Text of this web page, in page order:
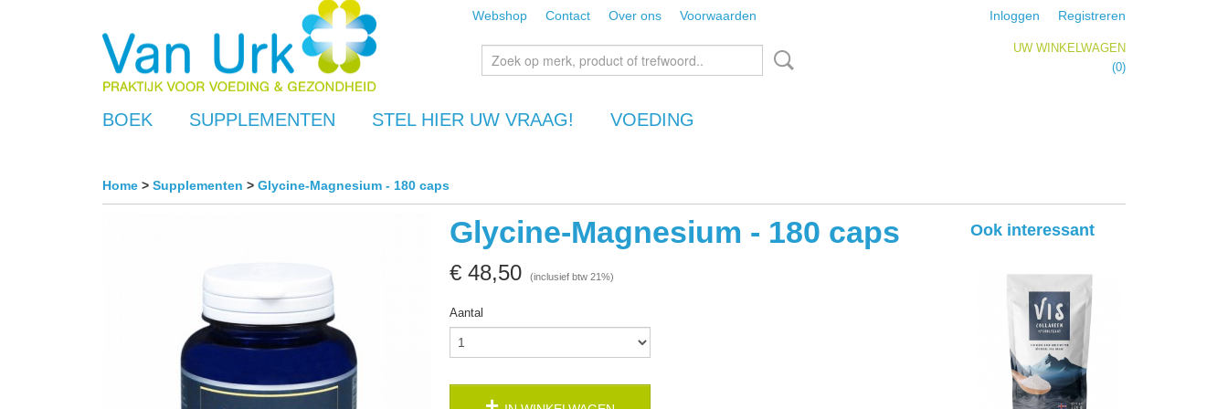
Webshop Contact Over ons Voorwaarden Inloggen Registreren
UW WINKELWAGEN
(0)
BOEK SUPPLEMENTEN STEL HIER UW VRAAG! VOEDING
Home > Supplementen > Glycine-Magnesium - 180 caps
Glycine-Magnesium - 180 caps
€ 48,50 (inclusief btw 21%)
Aantal
Ook interessant